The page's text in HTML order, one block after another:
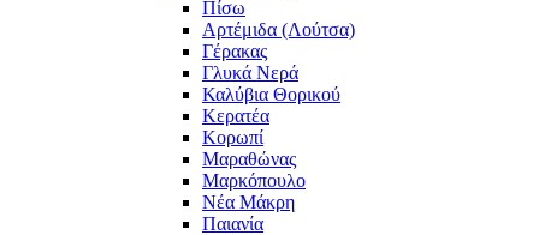
Πίσω
Αρτέμιδα (Λούτσα)
Γέρακας
Γλυκά Νερά
Καλύβια Θορικού
Κερατέα
Κορωπί
Μαραθώνας
Μαρκόπουλο
Νέα Μάκρη
Παιανία